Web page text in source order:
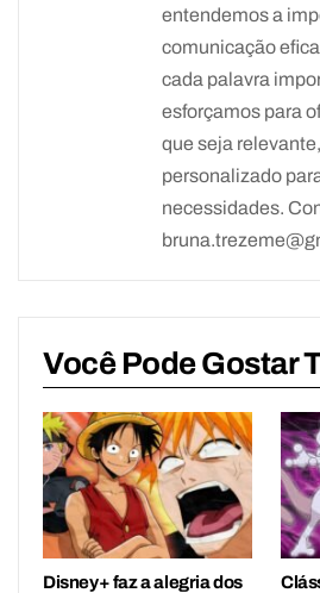
entendemos a
comunicação
cada palavra
esforçamos para
que seja
personalizado
necessidades.
Você Pode Gostar
Disney+ faz a alegria dos